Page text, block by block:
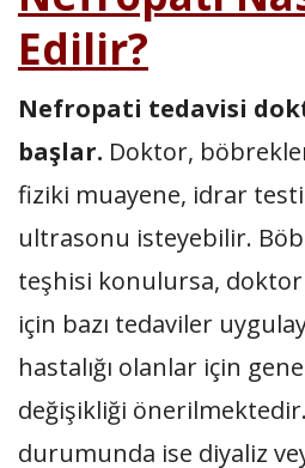
Edilir?
Nefropati tedavisi
başlar. Doktor,
fiziki muayene, idrar
ultrasonu isteyebilir.
teşhisi konulursa,
için bazı tedaviler
hastalığı olanlar için
değişikliği
durumunda ise diyaliz